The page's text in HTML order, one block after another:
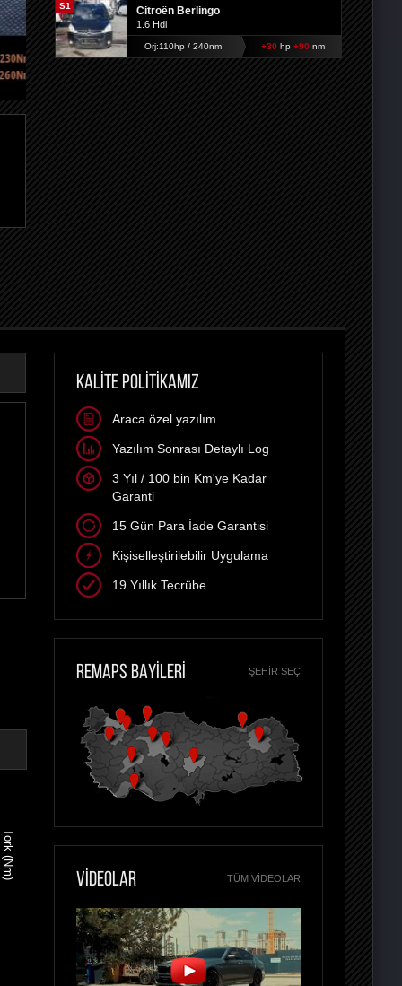
S1 Citroën Berlingo
1.6 Hdi
Orj:110hp / 240nm +30 hp +90 nm
Tork (Nm)
KALİTE POLİTİKAMIZ
Araca özel yazılım
Yazılım Sonrası Detaylı Log
3 Yıl / 100 bin Km'ye Kadar
Garanti
15 Gün Para İade Garantisi
Kişiselleştirilebilir Uygulama
19 Yıllık Tecrübe
REMAPS BAYİLERİ ŞEHIR SEÇ
VİDEOLAR TÜM VIDEOLAR